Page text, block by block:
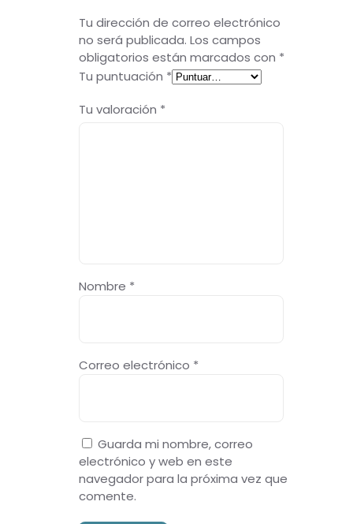
Tu dirección de correo electrónico
no será publicada. Los campos
obligatorios están marcados con *
Tu puntuación *
Tu valoración *
Nombre *
Correo electrónico *
Guarda mi nombre, correo
electrónico y web en este
navegador para la próxima vez que
comente.